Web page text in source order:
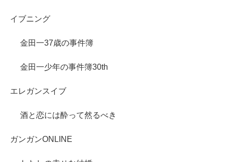
イブニング
金田一37歳の事件簿
金田一少年の事件簿30th
エレガンスイブ
酒と恋には酔って然るべき
ガンガンONLINE